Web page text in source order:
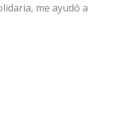
me ayudó a